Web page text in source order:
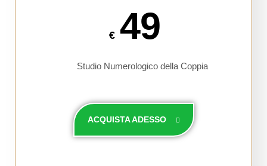
€ 49
Studio Numerologico della Coppia
ACQUISTA ADESSO